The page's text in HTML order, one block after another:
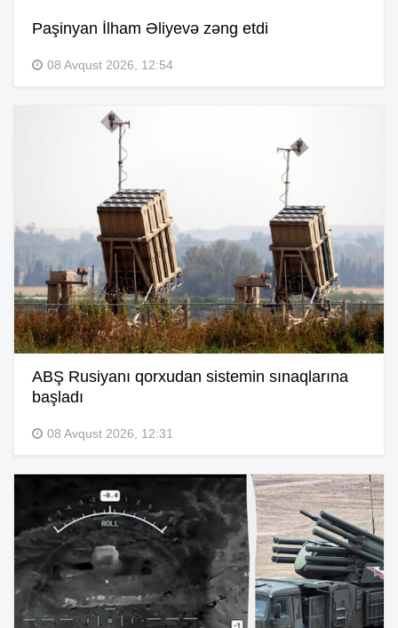
Paşinyan İlham Əliyevə zəng etdi
08 Avqust 2026, 12:54
ABŞ Rusiyanı qorxudan sistemin sınaqlarına
başladı
08 Avqust 2026, 12:31